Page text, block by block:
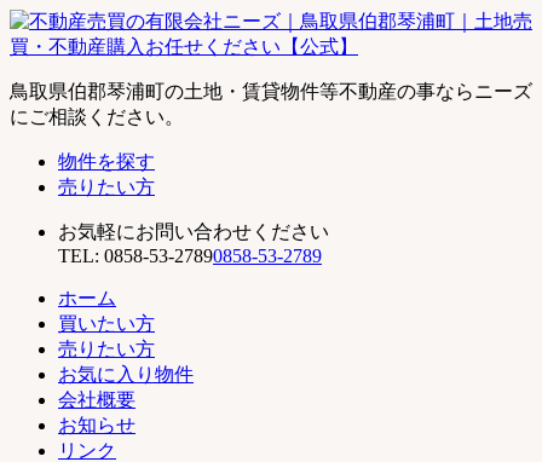
不
動
鳥取県伯郡琴浦町の土地・賃貸物件等不動産の事ならニーズ
にご相談ください。
物件を探す
売りたい方
お気軽にお問い合わせください
TEL: 0858-53-27890858-53-2789
ホーム
買いたい方
売りたい方
お気に入り物件
会社概要
お知らせ
リンク